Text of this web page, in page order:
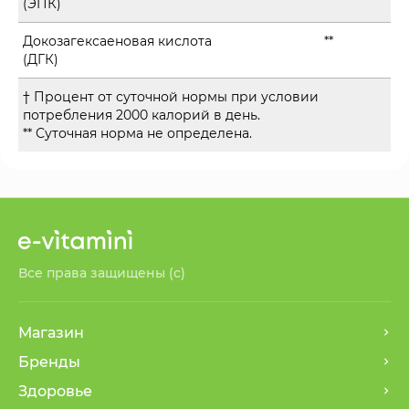
(ЭПК)
Докозагексаеновая кислота
(ДГК)
**
† Процент от суточной нормы при условии
потребления 2000 калорий в день.
** Суточная норма не определена.
Все права защищены (с)
Магазин
Бренды
Здоровье